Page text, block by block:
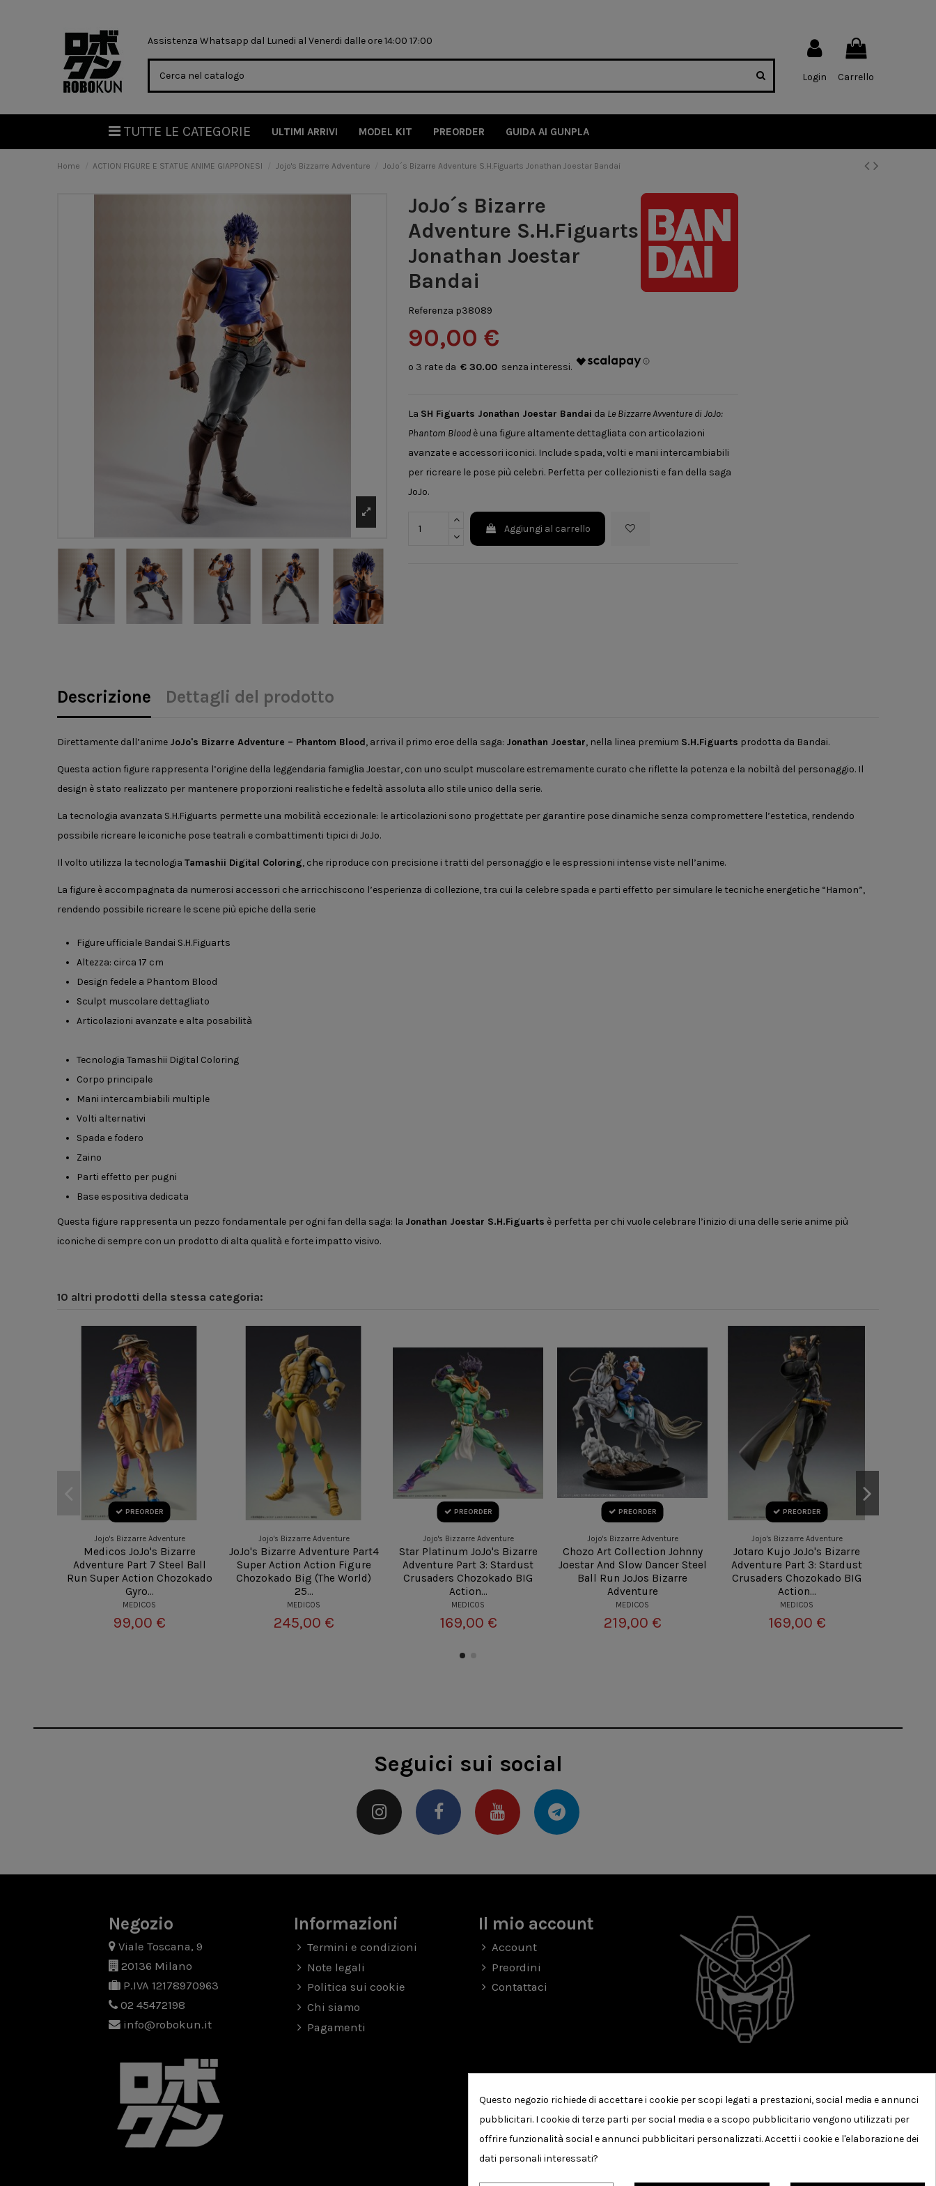
Assistenza Whatsapp dal Lunedi al Venerdi dalle ore 14:00 17:00
Login Carrello
TUTTE LE CATEGORIE ULTIMI ARRIVI MODEL KIT PREORDER GUIDA AI GUNPLA
Home ACTION FIGURE E STATUE ANIME GIAPPONESI Jojo's Bizzarre Adventure JoJo´s Bizarre Adventure S.H.Figuarts Jonathan Joestar Bandai
JoJo´s Bizarre
Adventure S.H.Figuarts
Jonathan Joestar
Bandai
Referenza p38089
90,00 €
€ 30.00
La SH Figuarts Jonathan Joestar Bandai da Le Bizzarre Avventure di JoJo:
Phantom Blood è una figure altamente dettagliata con articolazioni
avanzate e accessori iconici. Include spada, volti e mani intercambiabili
per ricreare le pose più celebri. Perfetta per collezionisti e fan della saga
JoJo.
Aggiungi al carrello
Descrizione Dettagli del prodotto
Direttamente dall’anime JoJo's Bizarre Adventure – Phantom Blood, arriva il primo eroe della saga: Jonathan Joestar, nella linea premium S.H.Figuarts prodotta da Bandai.
Questa action figure rappresenta l’origine della leggendaria famiglia Joestar, con uno sculpt muscolare estremamente curato che riflette la potenza e la nobiltà del personaggio. Il
design è stato realizzato per mantenere proporzioni realistiche e fedeltà assoluta allo stile unico della serie.
La tecnologia avanzata S.H.Figuarts permette una mobilità eccezionale: le articolazioni sono progettate per garantire pose dinamiche senza compromettere l’estetica, rendendo
possibile ricreare le iconiche pose teatrali e combattimenti tipici di JoJo.
Il volto utilizza la tecnologiaTamashii Digital Coloring, che riproduce con precisione i tratti del personaggio e le espressioni intense viste nell’anime.
La figure è accompagnata da numerosi accessori che arricchiscono l’esperienza di collezione, tra cui la celebre spada e parti effetto per simulare le tecniche energetiche “Hamon”,
rendendo possibile ricreare le scene più epiche della serie
Figure ufficiale Bandai S.H.Figuarts
Altezza: circa 17 cm
Design fedele a Phantom Blood
Sculpt muscolare dettagliato
Articolazioni avanzate e alta posabilità
Tecnologia Tamashii Digital Coloring
Corpo principale
Mani intercambiabili multiple
Volti alternativi
Spada e fodero
Zaino
Parti effetto per pugni
Base espositiva dedicata
Questa figure rappresenta un pezzo fondamentale per ogni fan della saga: la Jonathan Joestar S.H.Figuarts è perfetta per chi vuole celebrare l’inizio di una delle serie anime più
iconiche di sempre con un prodotto di alta qualità e forte impatto visivo.
10 altri prodotti della stessa categoria:
PREORDER
Jojo's Bizzarre Adventure
Medicos JoJo's Bizarre
Adventure Part 7 Steel Ball
Run Super Action Chozokado
Gyro...
MEDICOS
99,00 €
Jojo's Bizzarre Adventure
JoJo's Bizarre Adventure Part4
Super Action Action Figure
Chozokado Big (The World)
25...
MEDICOS
245,00 €
PREORDER
Jojo's Bizzarre Adventure
Star Platinum JoJo's Bizarre
Adventure Part 3: Stardust
Crusaders Chozokado BIG
Action...
MEDICOS
169,00 €
PREORDER
Jojo's Bizzarre Adventure
Chozo Art Collection Johnny
Joestar And Slow Dancer Steel
Ball Run JoJos Bizarre
Adventure
MEDICOS
219,00 €
PREORDER
Jojo's Bizzarre Adventure
Jotaro Kujo JoJo's Bizarre
Adventure Part 3: Stardust
Crusaders Chozokado BIG
Action...
MEDICOS
169,00 €
Seguici sui social
Negozio
Viale Toscana, 9
20136 Milano
P.IVA 12178970963
02 45472198
info@robokun.it
Informazioni
Termini e condizioni
Note legali
Politica sui cookie
Chi siamo
Pagamenti
Il mio account
Account
Preordini
Contattaci
Questo negozio richiede di accettare i cookie per scopi legati a prestazioni, social media e annunci
pubblicitari. I cookie di terze parti per social media e a scopo pubblicitario vengono utilizzati per
offrire funzionalità social e annunci pubblicitari personalizzati. Accetti i cookie e l'elaborazione dei
dati personali interessati?